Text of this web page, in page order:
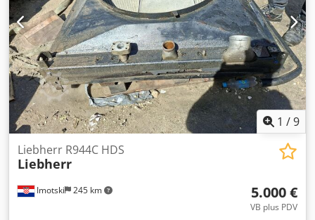
1 /9
Imotski 245 km
Liebherr R944C HDS
Liebherr
5.000 €
VB plus PDV